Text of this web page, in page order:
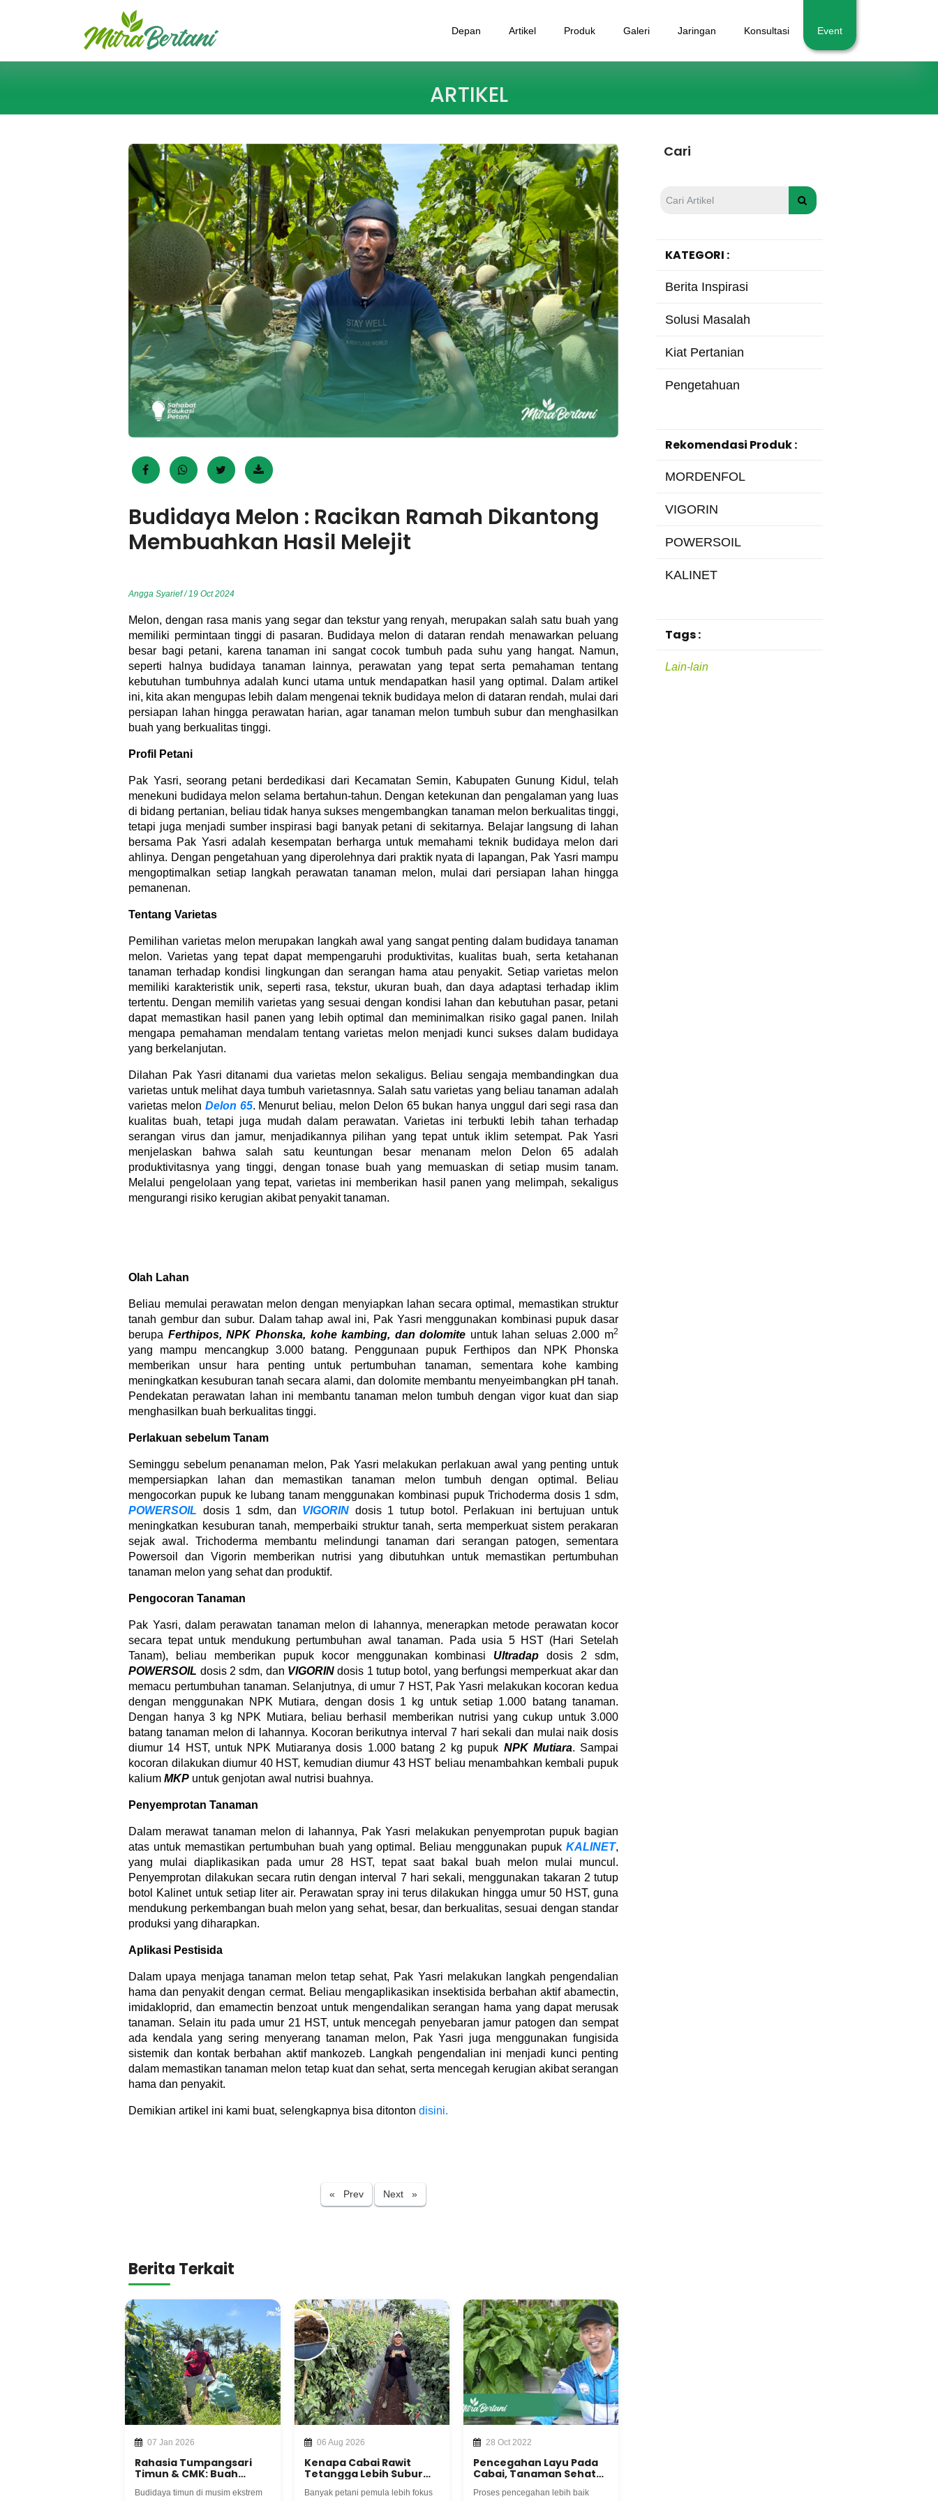
Depan Artikel Produk Galeri Jaringan Konsultasi Event
ARTIKEL
Budidaya Melon : Racikan Ramah Dikantong
Membuahkan Hasil Melejit
Angga Syarief / 19 Oct 2024
Melon, dengan rasa manis yang segar dan tekstur yang renyah, merupakan salah satu buah yang
memiliki permintaan tinggi di pasaran. Budidaya melon di dataran rendah menawarkan peluang
besar bagi petani, karena tanaman ini sangat cocok tumbuh pada suhu yang hangat. Namun,
seperti halnya budidaya tanaman lainnya, perawatan yang tepat serta pemahaman tentang
kebutuhan tumbuhnya adalah kunci utama untuk mendapatkan hasil yang optimal. Dalam artikel
ini, kita akan mengupas lebih dalam mengenai teknik budidaya melon di dataran rendah, mulai dari
persiapan lahan hingga perawatan harian, agar tanaman melon tumbuh subur dan menghasilkan
buah yang berkualitas tinggi.
Profil Petani
Pak Yasri, seorang petani berdedikasi dari Kecamatan Semin, Kabupaten Gunung Kidul, telah
menekuni budidaya melon selama bertahun-tahun. Dengan ketekunan dan pengalaman yang luas
di bidang pertanian, beliau tidak hanya sukses mengembangkan tanaman melon berkualitas tinggi,
tetapi juga menjadi sumber inspirasi bagi banyak petani di sekitarnya. Belajar langsung di lahan
bersama Pak Yasri adalah kesempatan berharga untuk memahami teknik budidaya melon dari
ahlinya. Dengan pengetahuan yang diperolehnya dari praktik nyata di lapangan, Pak Yasri mampu
mengoptimalkan setiap langkah perawatan tanaman melon, mulai dari persiapan lahan hingga
pemanenan.
Tentang Varietas
Pemilihan varietas melon merupakan langkah awal yang sangat penting dalam budidaya tanaman
melon. Varietas yang tepat dapat mempengaruhi produktivitas, kualitas buah, serta ketahanan
tanaman terhadap kondisi lingkungan dan serangan hama atau penyakit. Setiap varietas melon
memiliki karakteristik unik, seperti rasa, tekstur, ukuran buah, dan daya adaptasi terhadap iklim
tertentu. Dengan memilih varietas yang sesuai dengan kondisi lahan dan kebutuhan pasar, petani
dapat memastikan hasil panen yang lebih optimal dan meminimalkan risiko gagal panen. Inilah
mengapa pemahaman mendalam tentang varietas melon menjadi kunci sukses dalam budidaya
yang berkelanjutan.
Dilahan Pak Yasri ditanami dua varietas melon sekaligus. Beliau sengaja membandingkan dua
varietas untuk melihat daya tumbuh varietasnnya. Salah satu varietas yang beliau tanaman adalah
varietas melon Delon 65. Menurut beliau, melon Delon 65 bukan hanya unggul dari segi rasa dan
kualitas buah, tetapi juga mudah dalam perawatan. Varietas ini terbukti lebih tahan terhadap
serangan virus dan jamur, menjadikannya pilihan yang tepat untuk iklim setempat. Pak Yasri
menjelaskan bahwa salah satu keuntungan besar menanam melon Delon 65 adalah
produktivitasnya yang tinggi, dengan tonase buah yang memuaskan di setiap musim tanam.
Melalui pengelolaan yang tepat, varietas ini memberikan hasil panen yang melimpah, sekaligus
mengurangi risiko kerugian akibat penyakit tanaman.
Olah Lahan
Beliau memulai perawatan melon dengan menyiapkan lahan secara optimal, memastikan struktur
tanah gembur dan subur. Dalam tahap awal ini, Pak Yasri menggunakan kombinasi pupuk dasar
berupa Ferthipos, NPK Phonska, kohe kambing, dan dolomite untuk lahan seluas 2.000 m2
yang mampu mencangkup 3.000 batang. Penggunaan pupuk Ferthipos dan NPK Phonska
memberikan unsur hara penting untuk pertumbuhan tanaman, sementara kohe kambing
meningkatkan kesuburan tanah secara alami, dan dolomite membantu menyeimbangkan pH tanah.
Pendekatan perawatan lahan ini membantu tanaman melon tumbuh dengan vigor kuat dan siap
menghasilkan buah berkualitas tinggi.
Perlakuan sebelum Tanam
Seminggu sebelum penanaman melon, Pak Yasri melakukan perlakuan awal yang penting untuk
mempersiapkan lahan dan memastikan tanaman melon tumbuh dengan optimal. Beliau
mengocorkan pupuk ke lubang tanam menggunakan kombinasi pupuk Trichoderma dosis 1 sdm,
POWERSOIL dosis 1 sdm, dan VIGORIN dosis 1 tutup botol. Perlakuan ini bertujuan untuk
meningkatkan kesuburan tanah, memperbaiki struktur tanah, serta memperkuat sistem perakaran
sejak awal. Trichoderma membantu melindungi tanaman dari serangan patogen, sementara
Powersoil dan Vigorin memberikan nutrisi yang dibutuhkan untuk memastikan pertumbuhan
tanaman melon yang sehat dan produktif.
Pengocoran Tanaman
Pak Yasri, dalam perawatan tanaman melon di lahannya, menerapkan metode perawatan kocor
secara tepat untuk mendukung pertumbuhan awal tanaman. Pada usia 5 HST (Hari Setelah
Tanam), beliau memberikan pupuk kocor menggunakan kombinasi Ultradapdosis 2 sdm,
POWERSOIL dosis 2 sdm, dan VIGORINdosis 1 tutup botol, yang berfungsi memperkuat akar dan
memacu pertumbuhan tanaman. Selanjutnya, di umur 7 HST, Pak Yasri melakukan kocoran kedua
dengan menggunakan NPK Mutiara, dengan dosis 1 kg untuk setiap 1.000 batang tanaman.
Dengan hanya 3 kg NPK Mutiara, beliau berhasil memberikan nutrisi yang cukup untuk 3.000
batang tanaman melon di lahannya. Kocoran berikutnya interval 7 hari sekali dan mulai naik dosis
diumur 14 HST, untuk NPK Mutiaranya dosis 1.000 batang 2 kg pupuk NPK Mutiara. Sampai
kocoran dilakukan diumur 40 HST, kemudian diumur 43 HST beliau menambahkan kembali pupuk
kaliumMKP untuk genjotan awal nutrisi buahnya.
Penyemprotan Tanaman
Dalam merawat tanaman melon di lahannya, Pak Yasri melakukan penyemprotan pupuk bagian
atas untuk memastikan pertumbuhan buah yang optimal. Beliau menggunakan pupuk KALINET,
yang mulai diaplikasikan pada umur 28 HST, tepat saat bakal buah melon mulai muncul.
Penyemprotan dilakukan secara rutin dengan interval 7 hari sekali, menggunakan takaran 2 tutup
botol Kalinet untuk setiap liter air. Perawatan spray ini terus dilakukan hingga umur 50 HST, guna
mendukung perkembangan buah melon yang sehat, besar, dan berkualitas, sesuai dengan standar
produksi yang diharapkan.
Aplikasi Pestisida
Dalam upaya menjaga tanaman melon tetap sehat, Pak Yasri melakukan langkah pengendalian
hama dan penyakit dengan cermat. Beliau mengaplikasikan insektisida berbahan aktif abamectin,
imidakloprid, dan emamectin benzoat untuk mengendalikan serangan hama yang dapat merusak
tanaman. Selain itu pada umur 21 HST, untuk mencegah penyebaran jamur patogen dan sempat
ada kendala yang sering menyerang tanaman melon, Pak Yasri juga menggunakan fungisida
sistemik dan kontak berbahan aktif mankozeb. Langkah pengendalian ini menjadi kunci penting
dalam memastikan tanaman melon tetap kuat dan sehat, serta mencegah kerugian akibat serangan
hama dan penyakit.
Demikian artikel ini kami buat, selengkapnya bisa ditontondisini.
« PrevPreviousNext »Next
Berita Terkait
07 Jan 2026
Rahasia Tumpangsari
Timun & CMK: Buah
Hingga 10 Ton
Budidaya timun di musim ekstrem
06 Aug 2026
Kenapa Cabai Rawit
Tetangga Lebih Subur
Ternyata Rahasianya
Banyak petani pemula lebih fokus
28 Oct 2022
Pencegahan Layu Pada
Cabai, Tanaman Sehat
Tepat
Proses pencegahan lebih baik
Cari
KATEGORI :
Berita Inspirasi
Solusi Masalah
Kiat Pertanian
Pengetahuan
Rekomendasi Produk :
MORDENFOL
VIGORIN
POWERSOIL
KALINET
Tags :
Lain-lain